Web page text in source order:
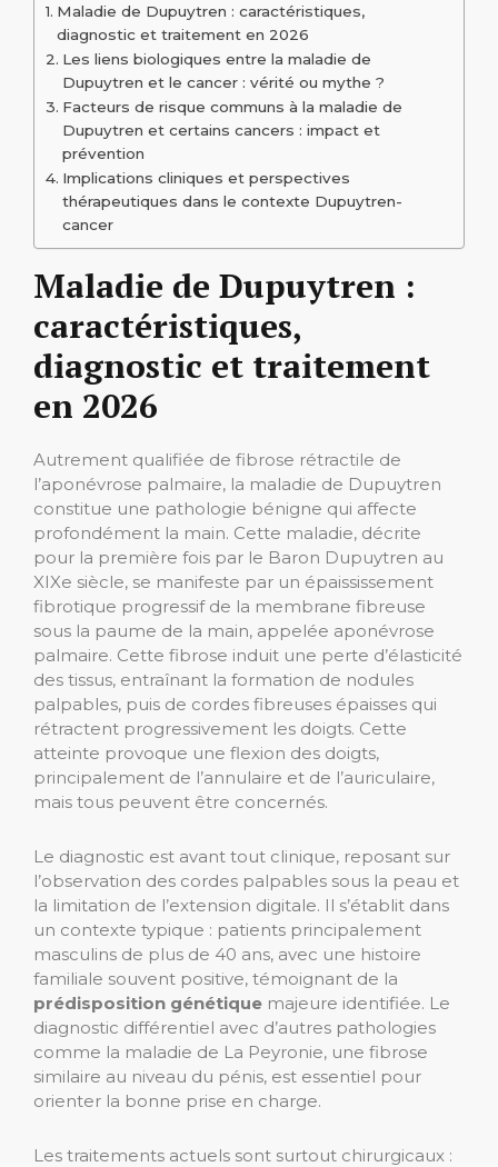
Maladie de Dupuytren : caractéristiques,
diagnostic et traitement en 2026
Les liens biologiques entre la maladie de
Dupuytren et le cancer : vérité ou mythe ?
Facteurs de risque communs à la maladie de
Dupuytren et certains cancers : impact et
prévention
Implications cliniques et perspectives
thérapeutiques dans le contexte Dupuytren-
cancer
Maladie de Dupuytren :
caractéristiques,
diagnostic et traitement
en 2026
Autrement qualifiée de fibrose rétractile de
l’aponévrose palmaire, la maladie de Dupuytren
constitue une pathologie bénigne qui affecte
profondément la main. Cette maladie, décrite
pour la première fois par le Baron Dupuytren au
XIXe siècle, se manifeste par un épaississement
fibrotique progressif de la membrane fibreuse
sous la paume de la main, appelée aponévrose
palmaire. Cette fibrose induit une perte d’élasticité
des tissus, entraînant la formation de nodules
palpables, puis de cordes fibreuses épaisses qui
rétractent progressivement les doigts. Cette
atteinte provoque une flexion des doigts,
principalement de l’annulaire et de l’auriculaire,
mais tous peuvent être concernés.
Le diagnostic est avant tout clinique, reposant sur
l’observation des cordes palpables sous la peau et
la limitation de l’extension digitale. Il s’établit dans
un contexte typique : patients principalement
masculins de plus de 40 ans, avec une histoire
familiale souvent positive, témoignant de la
prédisposition génétique majeure identifiée. Le
diagnostic différentiel avec d’autres pathologies
comme la maladie de La Peyronie, une fibrose
similaire au niveau du pénis, est essentiel pour
orienter la bonne prise en charge.
Les traitements actuels sont surtout chirurgicaux :